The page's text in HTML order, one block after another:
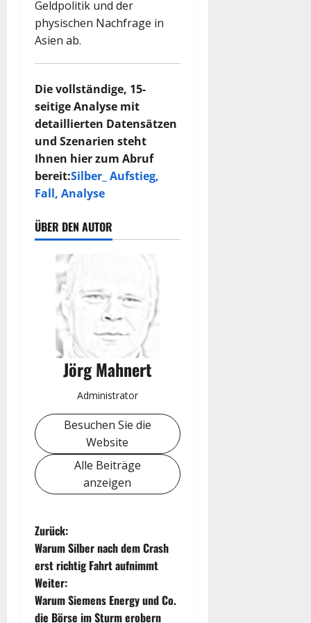
Geldpolitik und der
physischen Nachfrage in
Asien ab.
Die vollständige, 15-
seitige Analyse mit
detaillierten Datensätzen
und Szenarien steht
Ihnen hier zum Abruf
bereit:Silber_ Aufstieg,
Fall, Analyse
ÜBER DEN AUTOR
Jörg Mahnert
Administrator
Besuchen Sie die
Website
Alle Beiträge
anzeigen
B
e
i
Zurück:
Warum Silber nach dem Crash
erst richtig Fahrt aufnimmt
Weiter:
Warum Siemens Energy und Co.
die Börse im Sturm erobern